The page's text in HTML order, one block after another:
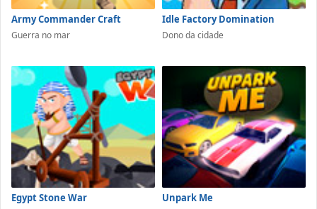
Army Commander Craft
Guerra no mar
Idle Factory Domination
Dono da cidade
Egypt Stone War Unpark Me